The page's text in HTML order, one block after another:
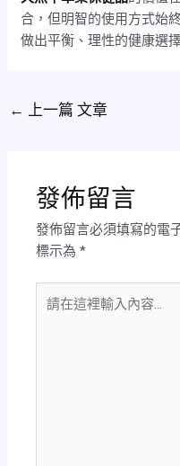
合，但明智的使用方式始
做出平衡、理性的健康選
← 上一篇 文章
發佈留言
發佈留言必須填寫的電
標示為*
在